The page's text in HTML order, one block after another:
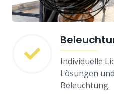
Individuelle
Lösungen
Beleuchtung.